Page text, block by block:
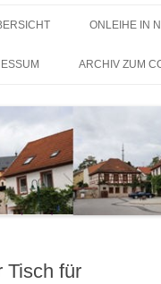
ONLEIHE IN
ARCHIV ZUM
Tisch für